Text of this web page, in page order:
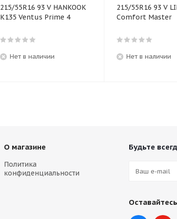
215/55R16 93 V HANKOOK
K135 Ventus Prime 4
Нет в наличии
215/55R16 93 V
Comfort Master
Нет в наличии
О магазине
Политика
конфиденциальности
Будьте